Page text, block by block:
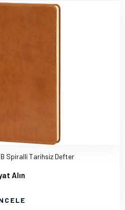
Spiralli Tarihsiz Defter
Alın